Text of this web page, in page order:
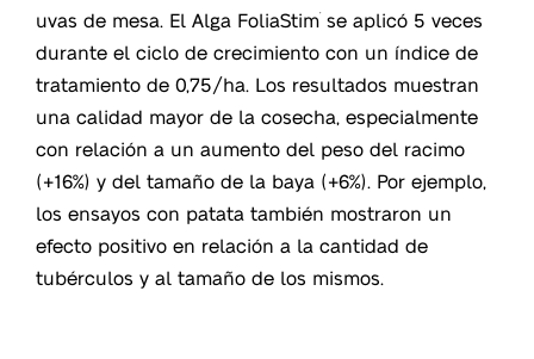
uvas de mesa. El Alga FoliaStim®
se aplicó 5 veces
durante el ciclo de crecimiento con un índice de
tratamiento de 0,75/ha. Los resultados muestran
una calidad mayor de la cosecha, especialmente
con relación a un aumento del peso del racimo
(+16%) y del tamaño de la baya (+6%). Por ejemplo,
los ensayos con patata también mostraron un
efecto positivo en relación a la cantidad de
tubérculos y al tamaño de los mismos.